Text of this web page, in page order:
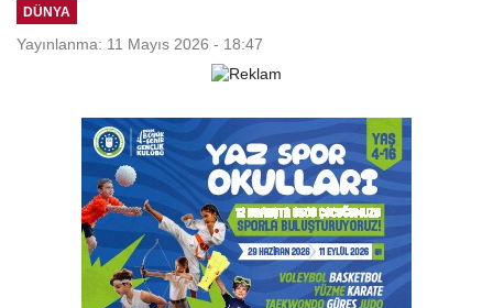
DÜNYA
Yayınlanma: 11 Mayıs 2026 - 18:47